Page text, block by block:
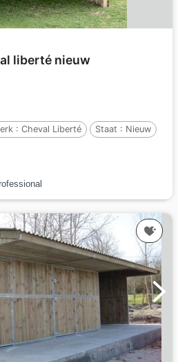
liberté nieuw
: Cheval Liberté Staat : Nieuw